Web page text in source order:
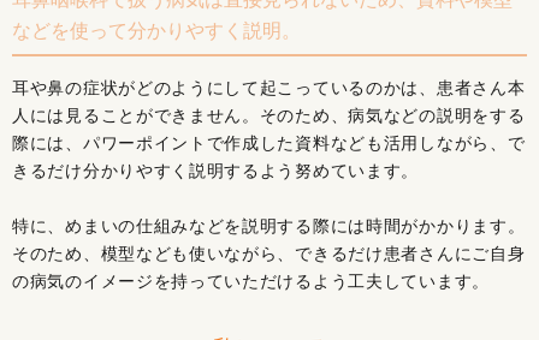
などを使って分かりやすく説明。
耳や鼻の症状がどのようにして起こっているのかは、患者さん本
人には見ることができません。そのため、病気などの説明をする
際には、パワーポイントで作成した資料なども活用しながら、で
きるだけ分かりやすく説明するよう努めています。
特に、めまいの仕組みなどを説明する際には時間がかかります。
そのため、模型なども使いながら、できるだけ患者さんにご自身
の病気のイメージを持っていただけるよう工夫しています。